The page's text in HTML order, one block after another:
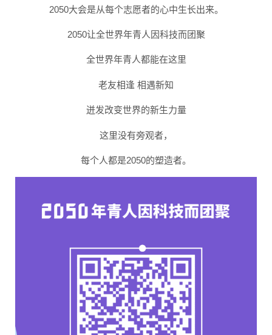
2050大会是从每个志愿者的心中生长出来。
2050让全世界年青人因科技而团聚
全世界年青人都能在这里
老友相逢 相遇新知
迸发改变世界的新生力量
这里没有旁观者，
每个人都是2050的塑造者。